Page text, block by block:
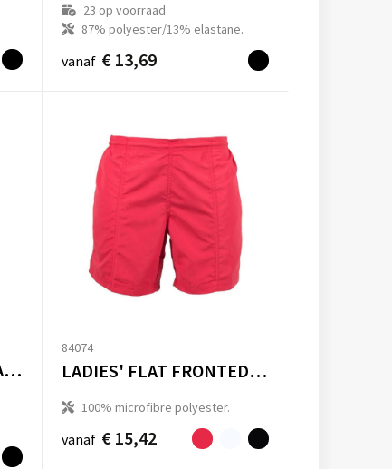
23 op voorraad
87% polyester/13% elastane.
vanaf € 13,69
MENS BODYFIT BASE LAYER SHORTS
84074
LADIES' FLAT FRONTED SHORTS
100% microfibre polyester.
vanaf € 15,42